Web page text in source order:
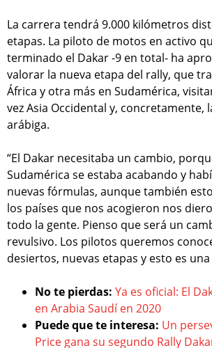
La carrera tendrá 9.000 kilómetros
etapas. La piloto de motos en activo
terminado el Dakar -9 en total- ha
valorar la nueva etapa del rally, que
África y otra más en Sudamérica,
vez Asia Occidental y, concretamente,
arábiga.
“El Dakar necesitaba un cambio,
Sudamérica se estaba acabando y
nuevas fórmulas, aunque también
los países que nos acogieron nos
todo la gente. Pienso que será un
revulsivo. Los pilotos queremos
desiertos, nuevas etapas y esto es
No te pierdas: Ya es oficial: El
en Arabia Saudí en 2020
Puede que te interesa: Un
Price gana su segundo Rally